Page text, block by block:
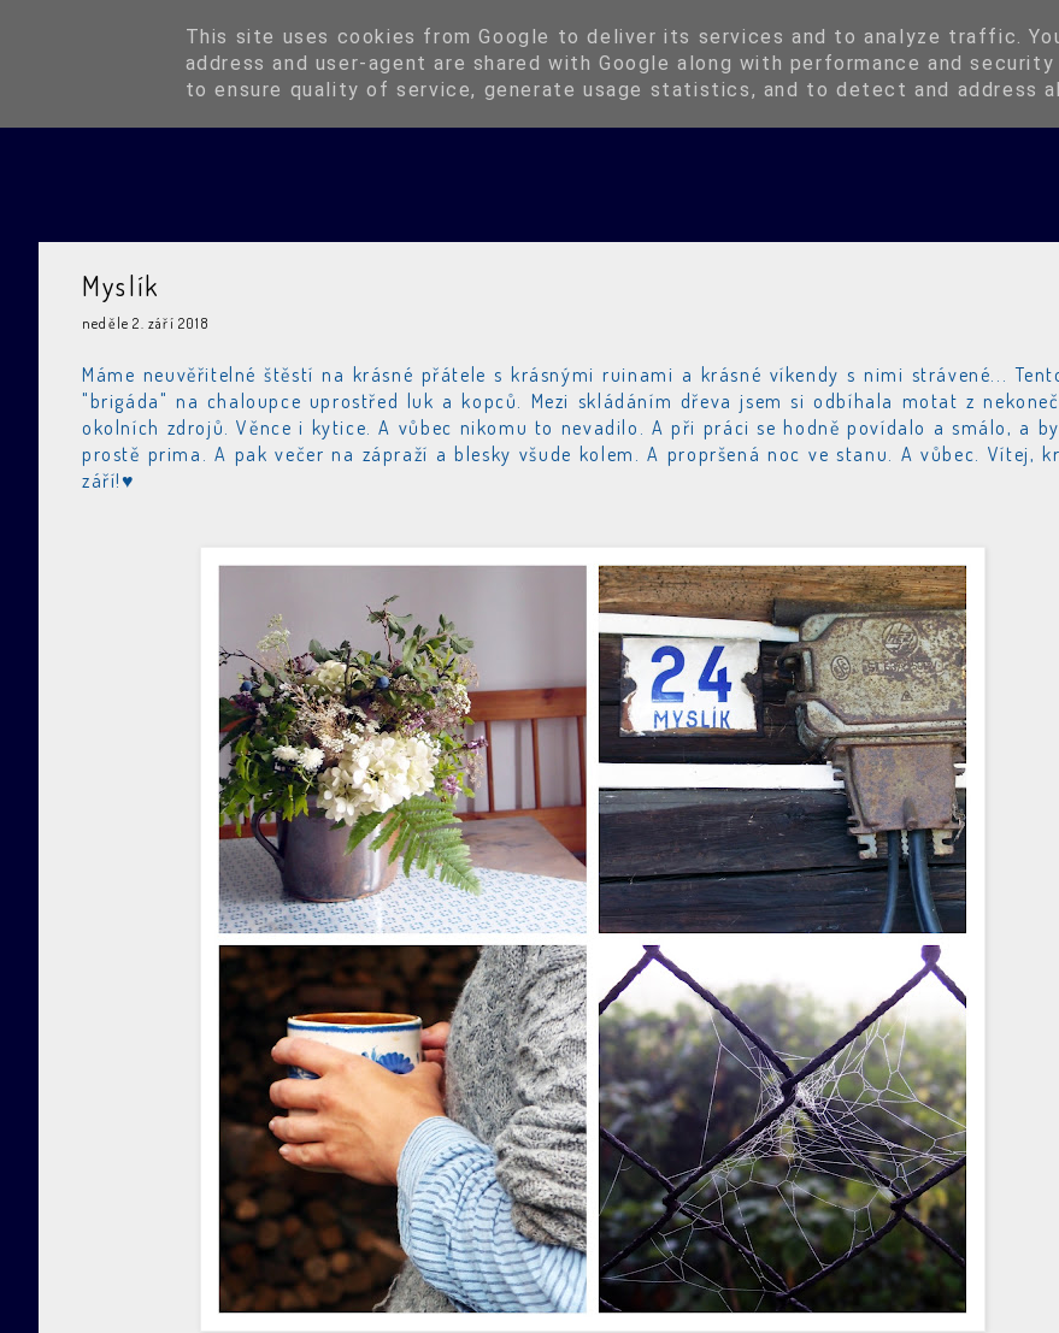
Blog Instagram Kup si Oringli
Myslík
neděle 2. září 2018
Máme neuvěřitelné štěstí na krásné přátele s krásnými ruinami a krásné víkendy s nimi strávené...
"brigáda" na chaloupce uprostřed luk a kopců. Mezi skládáním dřeva jsem si odbíhala motat z
okolních zdrojů. Věnce i kytice. A vůbec nikomu to nevadilo. A při práci se hodně povídalo a smálo, a
prostě prima. A pak večer na zápraží a blesky všude kolem. A propršená noc ve stanu. A vůbec. Vítej,
září!♥
This site uses cookies from Google to deliver its services and to analyze traffic.
address and user-agent are shared with Google along with performance and
to ensure quality of service, generate usage statistics, and to detect and address